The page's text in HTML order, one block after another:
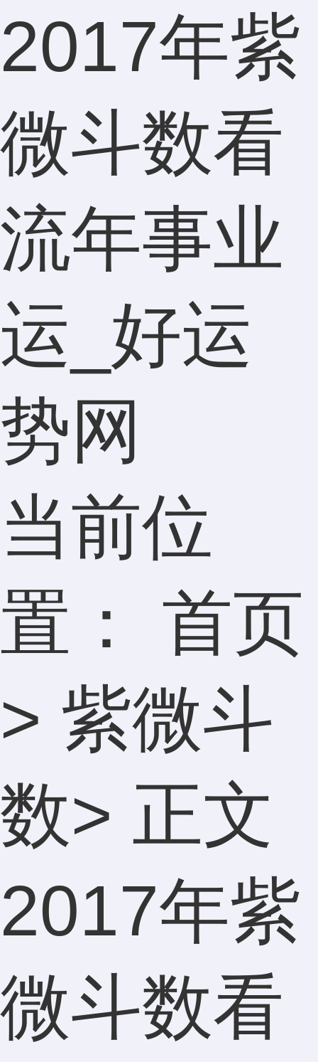
2017年紫
微斗数看
流年事业
运_好运
势网
当前位
置： 首页
> 紫微斗
数> 正文
2017年紫
微斗数看